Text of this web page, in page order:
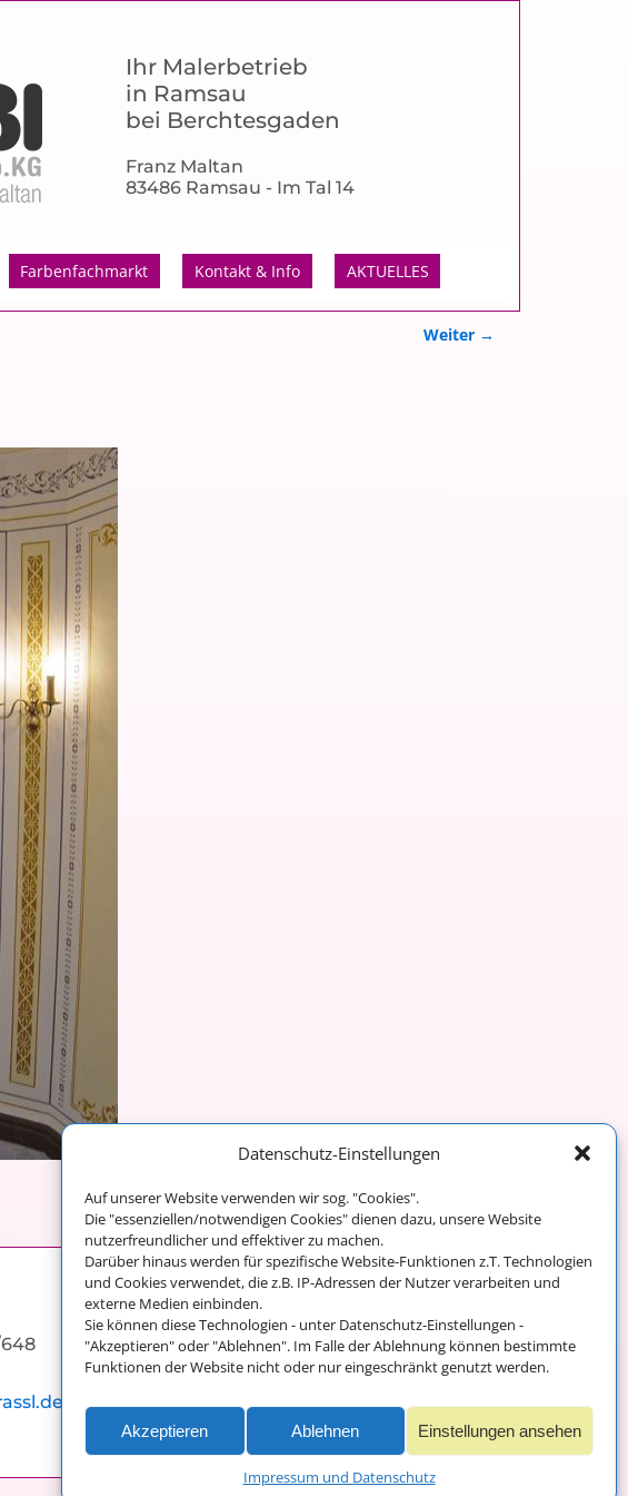
Datenschutz-Einstellungen
Auf unserer Website verwenden wir sog. "Cookies".
Die "essenziellen/notwendigen Cookies" dienen dazu, unsere Website
nutzerfreundlicher und effektiver zu machen.
Darüber hinaus werden für spezifische Website-Funktionen z.T. Technologien
und Cookies verwendet, die z.B. IP-Adressen der Nutzer verarbeiten und
externe Medien einbinden.
Sie können diese Technologien - unter Datenschutz-Einstellungen -
"Akzeptieren" oder "Ablehnen". Im Falle der Ablehnung können bestimmte
Funktionen der Website nicht oder nur eingeschränkt genutzt werden.
Akzeptieren Ablehnen Einstellungen ansehen
Impressum und Datenschutz
Ihr Malerbetrieb
in Ramsau
bei Berchtesgaden
Franz Maltan
83486 Ramsau - Im Tal 14
Farbenfachmarkt Kontakt & Info AKTUELLES
Weiter →
Impressum und
Datenschutz